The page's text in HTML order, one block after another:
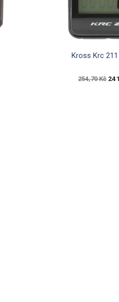
 Rychlý
Kross Krc 211
254,70 Kč